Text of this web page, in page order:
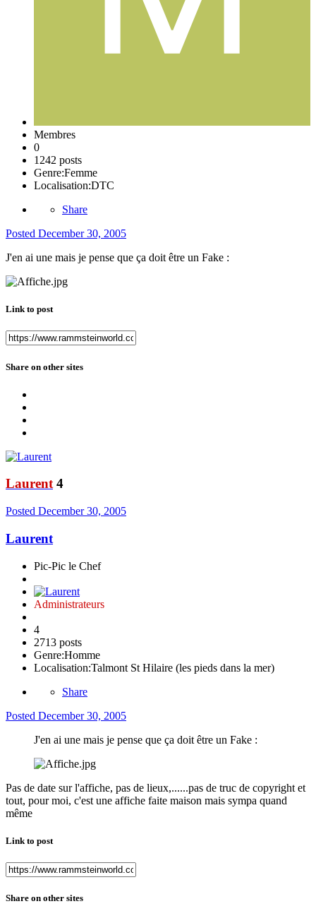
Membres
0
1242 posts
Genre:Femme
Localisation:DTC
Share
Posted December 30, 2005
J'en ai une mais je pense que ça doit être un Fake :
Link to post
Share on other sites
Laurent 4
Posted December 30, 2005
Laurent
Pic-Pic le Chef
Administrateurs
4
2713 posts
Genre:Homme
Localisation:Talmont St Hilaire (les pieds dans la mer)
Share
Posted December 30, 2005
J'en ai une mais je pense que ça doit être un Fake :
Pas de date sur l'affiche, pas de lieux,......pas de truc de copyright et
tout, pour moi, c'est une affiche faite maison mais sympa quand
même
Link to post
Share on other sites